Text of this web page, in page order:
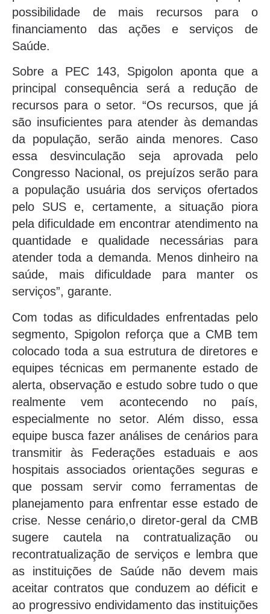
possibilidade de mais recursos para o
financiamento das ações e serviços de
Saúde.
Sobre a PEC 143, Spigolon aponta que a
principal consequência será a redução de
recursos para o setor. “Os recursos, que já
são insuficientes para atender às demandas
da população, serão ainda menores. Caso
essa desvinculação seja aprovada pelo
Congresso Nacional, os prejuízos serão para
a população usuária dos serviços ofertados
pelo SUS e, certamente, a situação piora
pela dificuldade em encontrar atendimento na
quantidade e qualidade necessárias para
atender toda a demanda. Menos dinheiro na
saúde, mais dificuldade para manter os
serviços”, garante.
Com todas as dificuldades enfrentadas pelo
segmento, Spigolon reforça que a CMB tem
colocado toda a sua estrutura de diretores e
equipes técnicas em permanente estado de
alerta, observação e estudo sobre tudo o que
realmente vem acontecendo no país,
especialmente no setor. Além disso, essa
equipe busca fazer análises de cenários para
transmitir às Federações estaduais e aos
hospitais associados orientações seguras e
que possam servir como ferramentas de
planejamento para enfrentar esse estado de
crise. Nesse cenário,o diretor-geral da CMB
sugere cautela na contratualização ou
recontratualização de serviços e lembra que
as instituições de Saúde não devem mais
aceitar contratos que conduzem ao déficit e
ao progressivo endividamento das instituições